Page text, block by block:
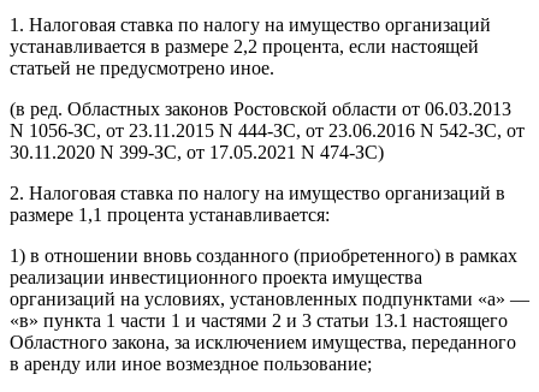
1. Налоговая ставка по налогу на имущество организаций
устанавливается в размере 2,2 процента, если настоящей
статьей не предусмотрено иное.
(в ред. Областных законов Ростовской области от 06.03.2013
N 1056-ЗС, от 23.11.2015 N 444-ЗС, от 23.06.2016 N 542-ЗС, от
30.11.2020 N 399-ЗС, от 17.05.2021 N 474-ЗС)
2. Налоговая ставка по налогу на имущество организаций в
размере 1,1 процента устанавливается:
1) в отношении вновь созданного (приобретенного) в рамках
реализации инвестиционного проекта имущества
организаций на условиях, установленных подпунктами «а» —
«в» пункта 1 части 1 и частями 2 и 3 статьи 13.1 настоящего
Областного закона, за исключением имущества, переданного
в аренду или иное возмездное пользование;